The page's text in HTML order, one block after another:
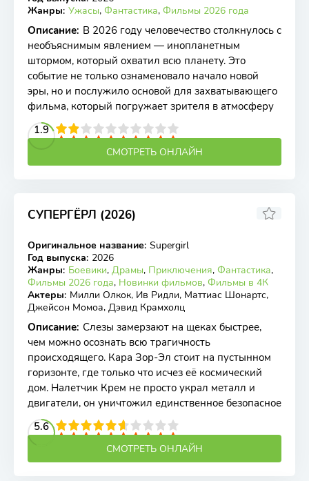
Жанры: Ужасы, Фантастика, Фильмы 2026 года
Описание: В 2026 году человечество столкнулось с
необъяснимым явлением — инопланетным
штормом, который охватил всю планету. Это
событие не только ознаменовало начало новой
эры, но и послужило основой для захватывающего
фильма, который погружает зрителя в атмосферу
1.9
4 5 6 7 8 9 10
СМОТРЕТЬ ОНЛАЙН
СУПЕРГЁРЛ (2026)
WEB-DL
6.08
Оригинальное название: Supergirl
Год выпуска: 2026
Жанры: Боевики, Драмы, Приключения, Фантастика,
Фильмы 2026 года, Новинки фильмов, Фильмы в 4К
Актеры: Милли Олкок, Ив Ридли, Маттиас Шонартс,
Джейсон Момоа, Дэвид Крамхолц
Описание: Слезы замерзают на щеках быстрее,
чем можно осознать всю трагичность
происходящего. Кара Зор-Эл стоит на пустынном
горизонте, где только что исчез её космический
дом. Налетчик Крем не просто украл металл и
двигатели, он уничтожил единственное безопасное
5.6
4 5 6 7 8 9 10
СМОТРЕТЬ ОНЛАЙН